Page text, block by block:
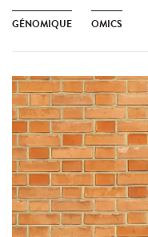
GÉNOMIQUE OMICS